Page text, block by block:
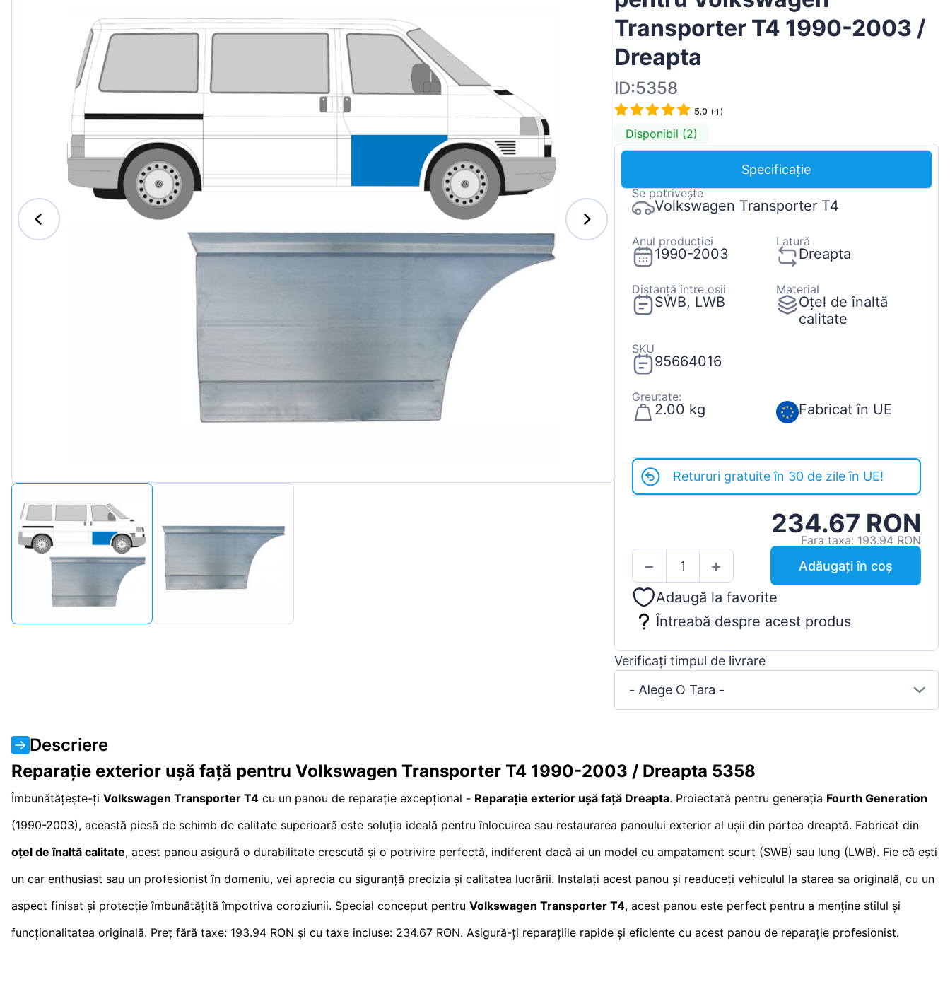
Magyar
Lietuvių
Ford
Jeep
MAN
Mercedes-Benz
Skoda
Volkswagen
Transporter T4 1990-2003 /
Dreapta
ID:5358
5.0 ( 1 )
Disponibil (2)
Specificație
Se potrivește
Volkswagen Transporter T4
Anul producției
1990-2003
Latură
Dreapta
Distanță între osii
SWB, LWB
Material
Oțel de înaltă
calitate
SKU
95664016
Greutate:
2.00 kg Fabricat în UE
Retururi gratuite în 30 de zile în UE!
234.67 RON
Fara taxa: 193.94 RON
Adăugați în coș
Adaugă la favorite
Întreabă despre acest produs
Verificați timpul de livrare
- Alege O Tara -
Descriere
Reparație exterior ușă față pentru Volkswagen Transporter T4 1990-2003 / Dreapta 5358
Îmbunătățește-ți Volkswagen Transporter T4 cu un panou de reparație excepțional - Reparație exterior ușă față Dreapta. Proiectată pentru generația Fourth Generation
(1990-2003), această piesă de schimb de calitate superioară este soluția ideală pentru înlocuirea sau restaurarea panoului exterior al ușii din partea dreaptă. Fabricat din
oțel de înaltă calitate, acest panou asigură o durabilitate crescută și o potrivire perfectă, indiferent dacă ai un model cu ampatament scurt (SWB) sau lung (LWB). Fie că ești
un car enthusiast sau un profesionist în domeniu, vei aprecia cu siguranță precizia și calitatea lucrării. Instalați acest panou și readuceți vehiculul la starea sa originală, cu un
aspect finisat și protecție îmbunătățită împotriva coroziunii. Special conceput pentru Volkswagen Transporter T4, acest panou este perfect pentru a menține stilul și
funcționalitatea originală. Preț fără taxe: 193.94 RON și cu taxe incluse: 234.67 RON. Asigură-ți reparațiile rapide și eficiente cu acest panou de reparație profesionist.